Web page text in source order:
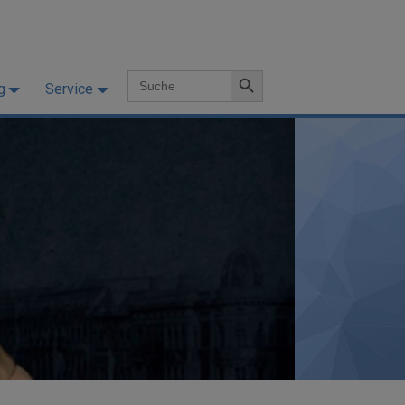
Service
Search
for:
Search Button